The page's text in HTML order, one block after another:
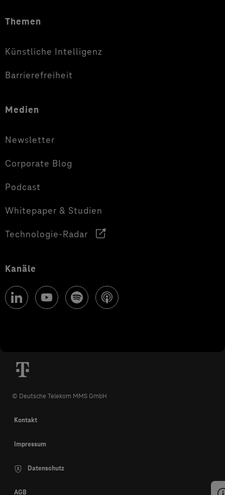
Themen
Künstliche Intelligenz
Barrierefreiheit
Medien
Newsletter
Corporate Blog
Podcast
Whitepaper & Studien
Technologie-Radar
Kanäle
© Deutsche Telekom MMS GmbH
Kontakt
Impressum
Datenschutz
AGB